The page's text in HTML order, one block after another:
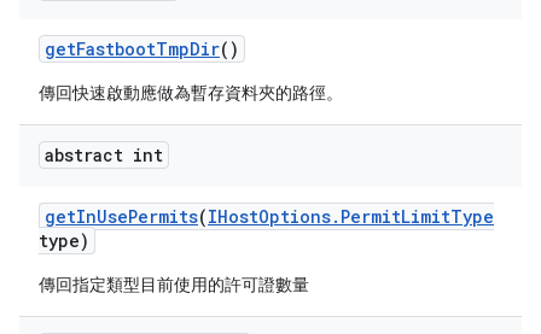
getFastbootTmpDir()
傳回快速啟動應做為暫存資料夾的路徑。
abstract int
getInUsePermits(IHostOptions. PermitLimitType
type)
傳回指定類型目前使用的許可證數量